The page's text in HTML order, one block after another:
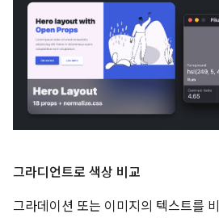
그라디언트로 색상 비교
그라데이션 또는 이미지의 텍스트를